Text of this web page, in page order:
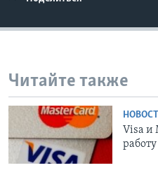
Языки
Читайте также
Visa и